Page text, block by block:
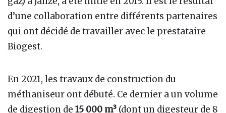
d’une collaboration entre différents partenaires
qui ont décidé de travailler avec le prestataire
Biogest.
En 2021, les travaux de construction du
méthaniseur ont débuté. Ce dernier a un volume
de digestion de 15 000 m³ (dont un digesteur de 8